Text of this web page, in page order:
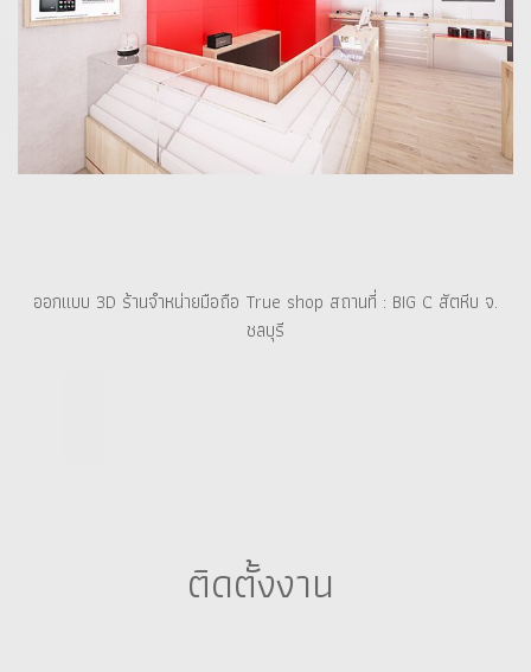
ออกแบบ 3D ร้านจำหน่ายมือถือ True shop สถานที่ : BIG C สัตหีบ จ.
ชลบุรี
ติดตั้งงาน